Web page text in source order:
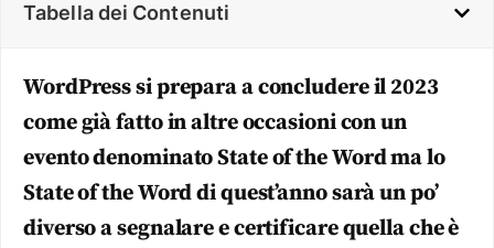
Tabella dei Contenuti
WordPress si prepara a concludere il 2023
come già fatto in altre occasioni con un
evento denominato State of the Word ma lo
State of the Word di quest’anno sarà un po’
diverso a segnalare e certificare quella che è